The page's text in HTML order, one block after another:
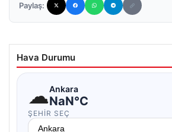
Paylaş:
Hava Durumu
☁Ankara
NaN°C
ŞEHIR SEÇ